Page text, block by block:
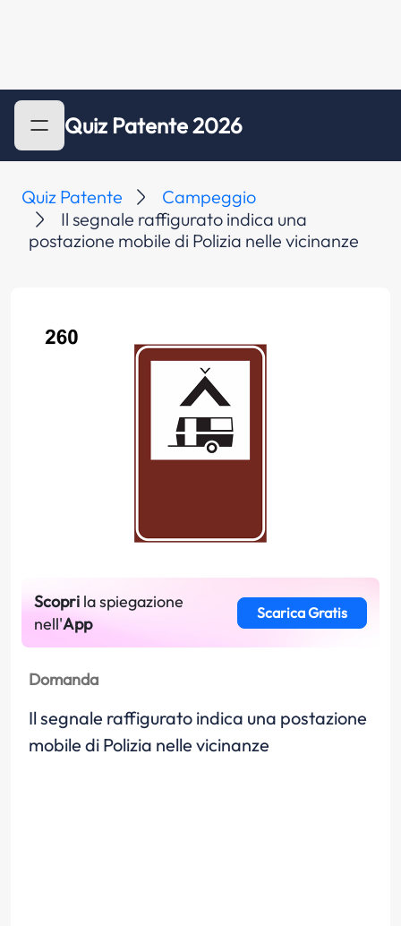
Quiz Patente 2026
Quiz Patente
Campeggio
Il segnale raffigurato indica una
postazione mobile di Polizia nelle vicinanze
Scopri la spiegazione
nell'App
Scarica Gratis
Domanda
Il segnale raffigurato indica una postazione
mobile di Polizia nelle vicinanze